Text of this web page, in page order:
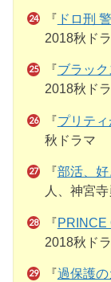
『 ドロ刑
2018秋ド
『ブラッ
2018秋ド
『プリテ
秋ドラマ
『部活、好
人、神宮
『PRINCE
2018秋ド
『過保護